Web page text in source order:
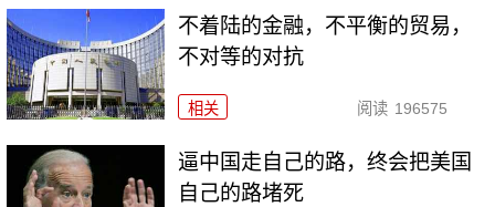
不着陆的金融，不平衡的贸易，
不对等的对抗
相关 阅读 196575
逼中国走自己的路，终会把美国
自己的路堵死